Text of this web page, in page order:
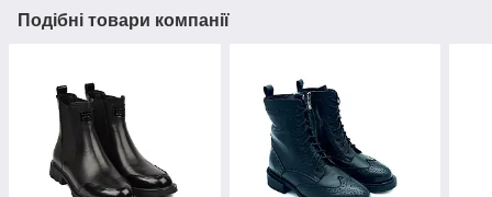
Подібні товари компанії